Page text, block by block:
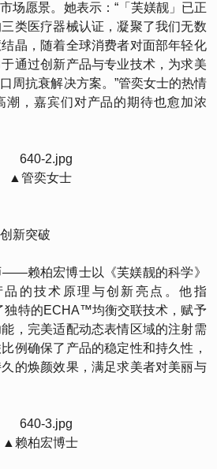
场愿景。她表示：“「芙媄靓」已正
类医疗器械认证，凝聚了我们无数
晶，随着全球消费者对面部年轻化
通过创新产品与专业技术，为求美
周抗衰解决方案。”管奕女士的热情
潮，嘉宾们对产品的期待也愈加浓
▲管奕女士
新突破
赖柏宏博士以《芙媄靓的科学》
的技术原理与创新亮点。他指
独特的ECHA™均衡交联技术，赋予
，完美适配动态表情区域的注射需
例确保了产品的稳定性和持久性，
的焕颜效果，满足求美者对美丽与
▲赖柏宏博士